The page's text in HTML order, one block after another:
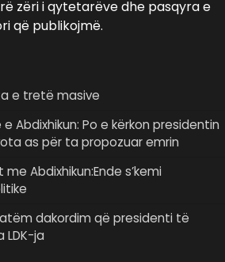
zëri i qytetarëve dhe pasqyra e
që publikojmë.
e tretë masive
e Abdixhikun: Po e kërkon presidentin
as për ta propozuar emrin
Abdixhikun:Ende s’kemi
dakordim që presidenti të
ja